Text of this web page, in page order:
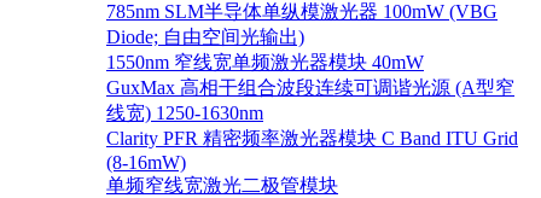
785nm SLM半导体单纵模激光器 100mW (VBG
Diode; 自由空间光输出)
1550nm 窄线宽单频激光器模块 40mW
GuxMax 高相干组合波段连续可调谐光源 (A型窄
线宽) 1250-1630nm
Clarity PFR 精密频率激光器模块 C Band ITU Grid
(8-16mW)
单频窄线宽激光二极管模块